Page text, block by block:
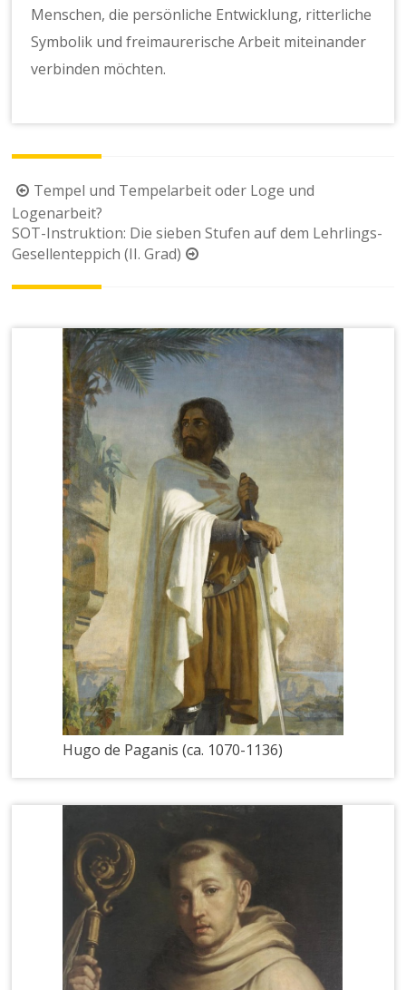
Menschen, die persönliche Entwicklung, ritterliche
Symbolik und freimaurerische Arbeit miteinander
verbinden möchten.
Beitragsnavigation
Tempel und Tempelarbeit oder Loge und
Logenarbeit?
SOT-Instruktion: Die sieben Stufen auf dem Lehrlings-
Gesellenteppich (II. Grad)
Hugo de Paganis (ca. 1070-1136)